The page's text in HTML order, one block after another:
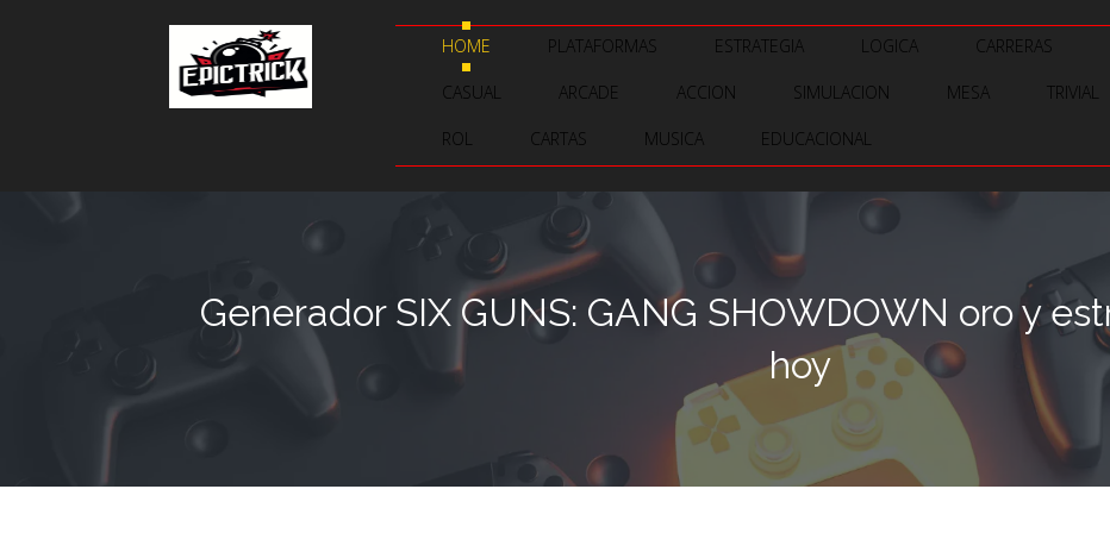
HOME PLATAFORMAS ESTRATEGIA LOGICA CARRERAS
CASUAL ARCADE ACCION SIMULACION MESA TRIVIAL
ROL CARTAS MUSICA EDUCACIONAL
Generador SIX GUNS: GANG SHOWDOWN oro y
hoy